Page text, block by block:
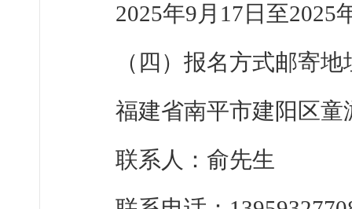
2025年9月17日至2025
（四）报名方式邮寄地
福建省南平市建阳区童
联系人：俞先生